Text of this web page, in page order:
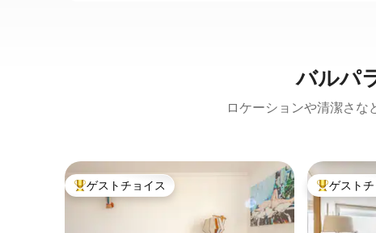
バルパ
ロケーションや清潔さ
大好評のゲストチョイスです。
ゲストチョイス 大好評のゲ
ゲスト